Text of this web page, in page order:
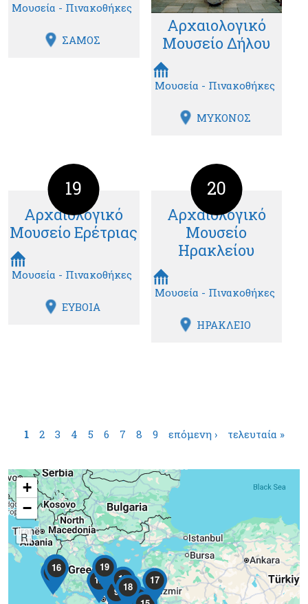
Μουσεία - Πινακοθήκες
ΣΑΜΟΣ
Αρχαιολογικό
Μουσείο Δήλου
Μουσεία - Πινακοθήκες
ΜΥΚΟΝΟΣ
19
Αρχαιολογικό
Μουσείο Ερέτριας
Μουσεία - Πινακοθήκες
ΕΥΒΟΙΑ
20
Αρχαιολογικό
Μουσείο
Ηρακλείου
Μουσεία - Πινακοθήκες
ΗΡΑΚΛΕΙΟ
1 2 3 4 5 6 7 8 9 επόμενη › τελευταία »
1
5
7
9
10
12
13
1416
17
18
19
+
−
R